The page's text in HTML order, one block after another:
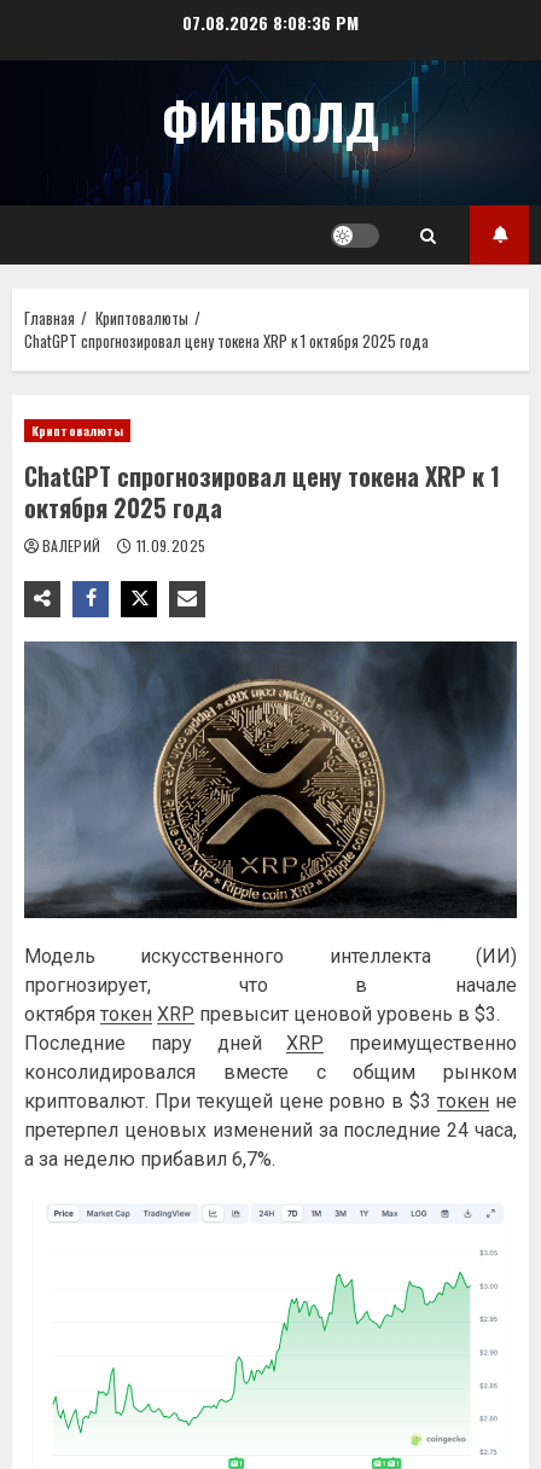
07.08.2026 8:08:37 PM
ФИНБОЛД
Главная
Криптовалюты
ChatGPT спрогнозировал цену токена XRP к 1 октября 2025 года
Криптовалюты
ChatGPT спрогнозировал цену токена XRP к 1
октября 2025 года
ВАЛЕРИЙ 11.09.2025
Модель искусственного интеллекта (ИИ)
прогнозирует, что в начале
октября токен XRP превысит ценовой уровень в $3.
Последние пару днейXRP преимущественно
консолидировался вместе с общим рынком
криптовалют. При текущей цене ровно в $3 токен не
претерпел ценовых изменений за последние 24 часа,
а за неделю прибавил 6,7%.